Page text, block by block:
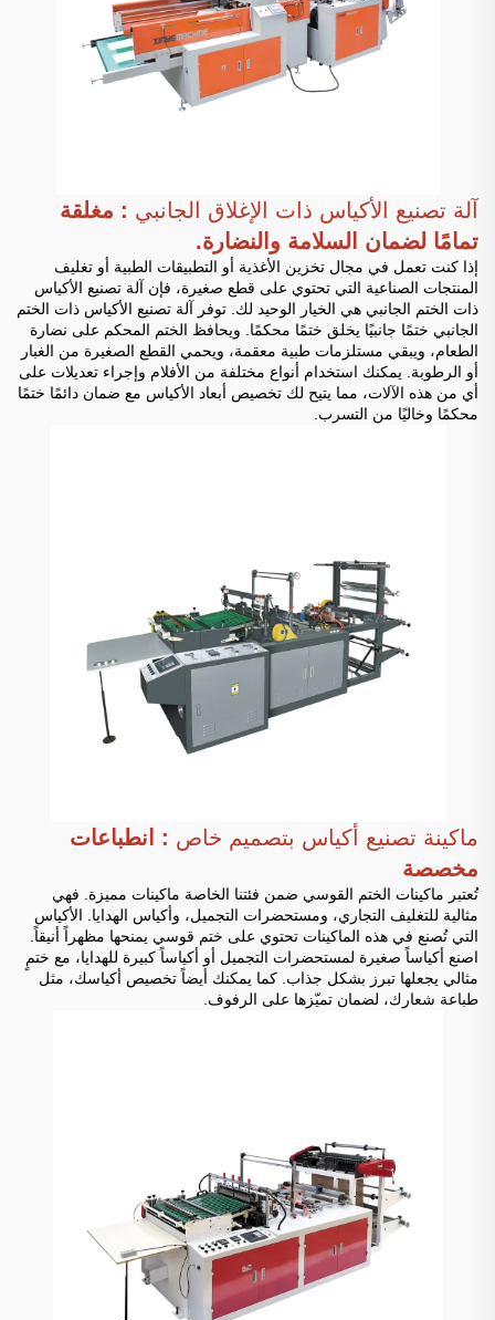
آلة تصنيع الأكياس ذات الإغلاق الجانبي : مغلقة
تمامًا لضمان السلامة والنضارة.
إذا كنت تعمل في مجال تخزين الأغذية أو التطبيقات الطبية أو تغليف
المنتجات الصناعية التي تحتوي على قطع صغيرة، فإن آلة تصنيع الأكياس
ذات الختم الجانبي هي الخيار الوحيد لك. توفر آلة تصنيع الأكياس ذات الختم
الجانبي ختمًا جانبيًا يخلق ختمًا محكمًا. ويحافظ الختم المحكم على نضارة
الطعام، ويبقي مستلزمات طبية معقمة، ويحمي القطع الصغيرة من الغبار
أو الرطوبة. يمكنك استخدام أنواع مختلفة من الأفلام وإجراء تعديلات على
أي من هذه الآلات، مما يتيح لك تخصيص أبعاد الأكياس مع ضمان دائمًا ختمًا
محكمًا وخاليًا من التسرب.
ماكينة تصنيع أكياس بتصميم خاص : انطباعات
مخصصة
تُعتبر ماكينات الختم القوسي ضمن فئتنا الخاصة ماكينات مميزة. فهي
مثالية للتغليف التجاري، ومستحضرات التجميل، وأكياس الهدايا. الأكياس
التي تُصنع في هذه الماكينات تحتوي على ختم قوسي يمنحها مظهراً أنيقاً.
اصنع أكياساً صغيرة لمستحضرات التجميل أو أكياساً كبيرة للهدايا، مع ختمٍ
مثالي يجعلها تبرز بشكل جذاب. كما يمكنك أيضاً تخصيص أكياسك، مثل
طباعة شعارك، لضمان تميّزها على الرفوف.